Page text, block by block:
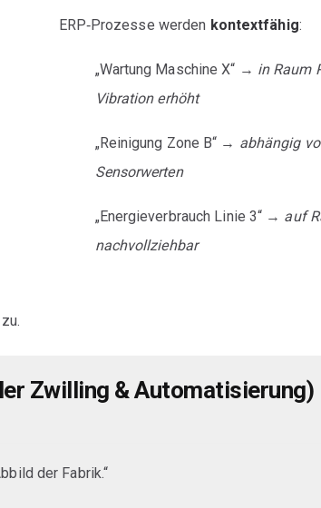
zu.
ERP‑Prozesse werden kontextfähig:
„Wartung Maschine X“ → in Raum
Vibration erhöht
„Reinigung Zone B“ → abhängig
Sensorwerten
„Energieverbrauch Linie 3“ → auf
nachvollziehbar
Zwilling & Automatisierung)
der Fabrik.“